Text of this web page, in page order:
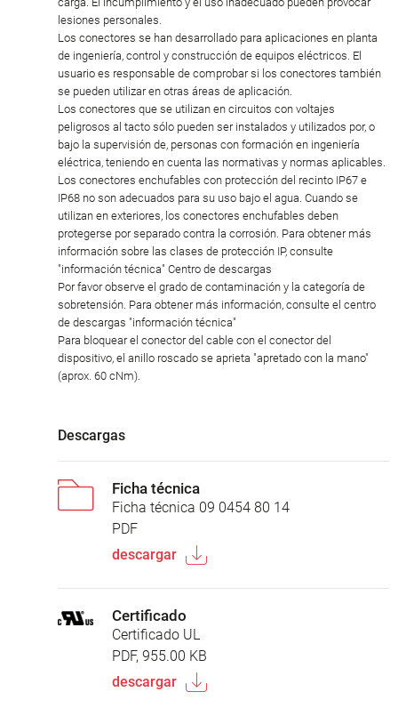
lesiones personales.
Los conectores se han desarrollado para aplicaciones en planta
de ingeniería, control y construcción de equipos eléctricos. El
usuario es responsable de comprobar si los conectores también
se pueden utilizar en otras áreas de aplicación.
Los conectores que se utilizan en circuitos con voltajes
peligrosos al tacto sólo pueden ser instalados y utilizados por, o
bajo la supervisión de, personas con formación en ingeniería
eléctrica, teniendo en cuenta las normativas y normas aplicables.
Los conectores enchufables con protección del recinto IP67 e
IP68 no son adecuados para su uso bajo el agua. Cuando se
utilizan en exteriores, los conectores enchufables deben
protegerse por separado contra la corrosión. Para obtener más
información sobre las clases de protección IP, consulte
"información técnica" Centro de descargas
Por favor observe el grado de contaminación y la categoría de
sobretensión. Para obtener más información, consulte el centro
de descargas "información técnica"
Para bloquear el conector del cable con el conector del
dispositivo, el anillo roscado se aprieta "apretado con la mano"
(aprox. 60 cNm).
Descargas
Ficha técnica
Ficha técnica 09 0454 80 14
PDF
descargar
Certificado
Certificado UL
PDF, 955.00 KB
descargar